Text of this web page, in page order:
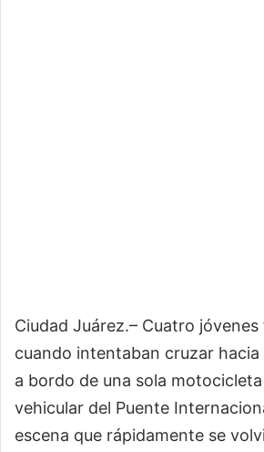
Ciudad Juárez.– Cuatro
cuando intentaban cruzar hacia
a bordo de una sola
vehicular del Puente
escena que rápidamente se